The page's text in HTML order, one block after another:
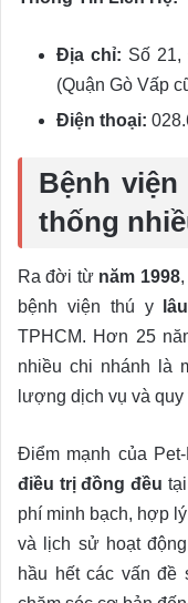
Địa chỉ: Số
(Quận Gò Vấp
Điện thoại:
Bệnh
thống
Ra đời từ năm 1998,
bệnh viện thú y
TPHCM. Hơn 25
nhiều chi nhánh là
lượng dịch vụ và
Điểm mạnh của
điều trị đồng đều
phí minh bạch, hợp
và lịch sử hoạt
hầu hết các vấn đề